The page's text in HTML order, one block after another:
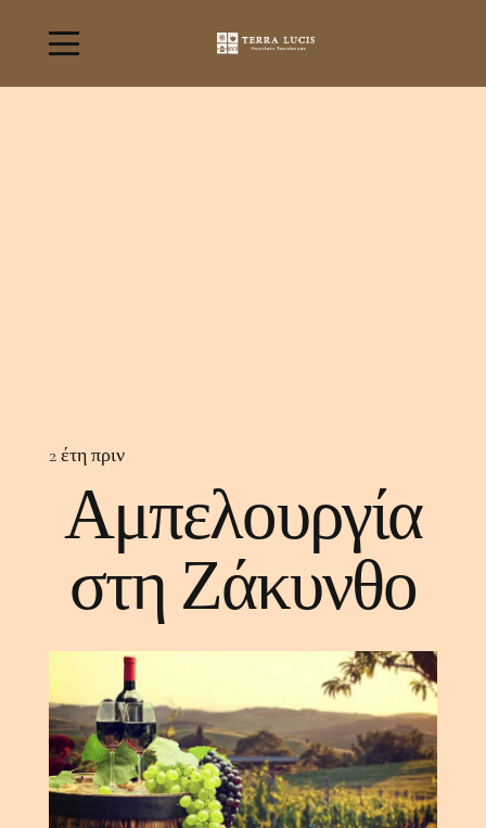
2 έτη πριν
Αμπελουργία
στη Ζάκυνθο